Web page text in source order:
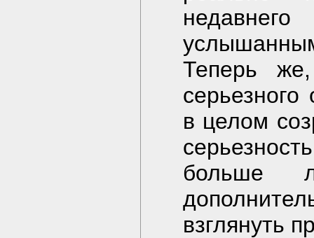
Теперь
в целом
больше
взглянуть